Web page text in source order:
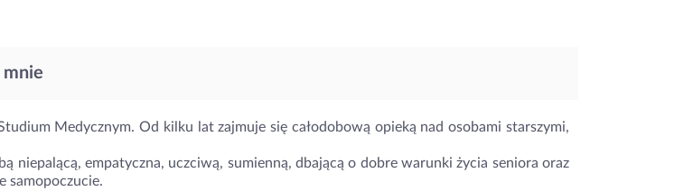
Medycznym. Od kilku lat zajmuje się całodobową opieką nad osobami starszymi,
niepalącą, empatyczna, uczciwą, sumienną, dbającą o dobre warunki życia seniora oraz
samopoczucie.